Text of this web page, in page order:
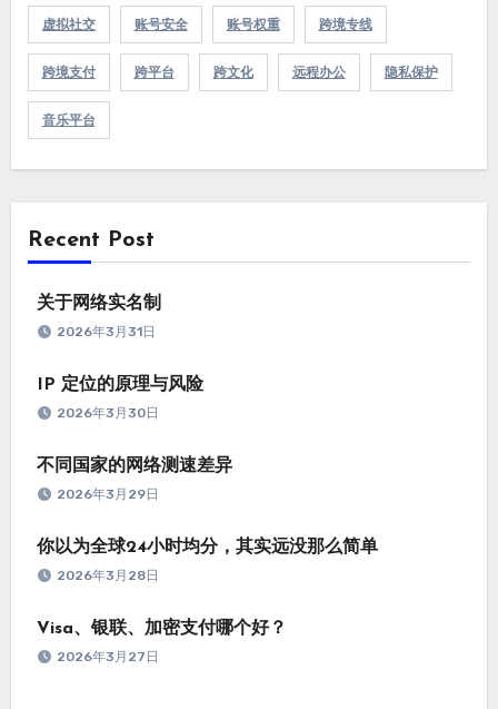
虚拟社交 账号安全 账号权重 跨境专线
跨境支付 跨平台 跨文化 远程办公 隐私保护
音乐平台
Recent Post
关于网络实名制
2026年3月31日
IP 定位的原理与风险
2026年3月30日
不同国家的网络测速差异
2026年3月29日
你以为全球24小时均分，其实远没那么简单
2026年3月28日
Visa、银联、加密支付哪个好？
2026年3月27日